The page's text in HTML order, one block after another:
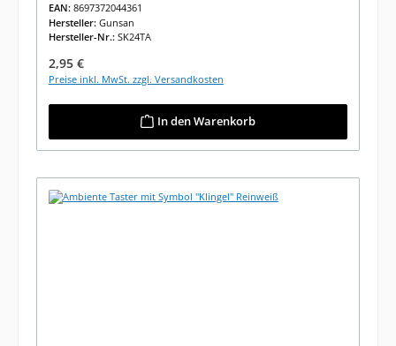
EAN: 8697372044361
Hersteller: Gunsan
Hersteller-Nr.: SK24TA
Regulärer Preis:
2,95 €
Preise inkl. MwSt. zzgl. Versandkosten
In den Warenkorb